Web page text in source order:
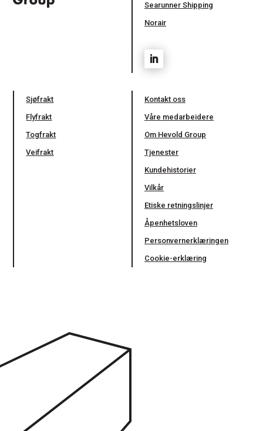
Searunner Shipping
Norair
Sjøfrakt
Flyfrakt
Togfrakt
Veifrakt
Kontakt oss
Våre medarbeidere
Om Hevold Group
Tjenester
Kundehistorier
Vilkår
Etiske retningslinjer
Åpenhetsloven
Personvernerklæringen
Cookie-erklæring